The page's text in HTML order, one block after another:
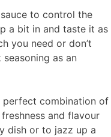
to control the
a bit in and taste it as
you need or don’t
as an
perfect combination of
and flavour
dish or to jazz up a